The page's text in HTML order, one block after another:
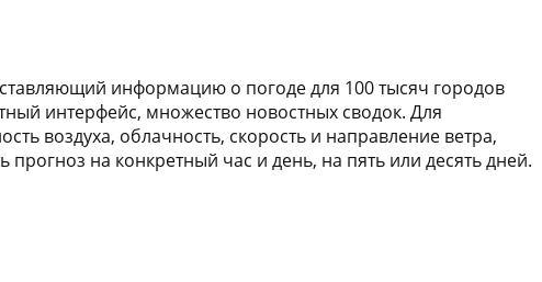
информацию о погоде для 100 тысяч городов
интерфейс, множество новостных сводок. Для
воздуха, облачность, скорость и направление ветра,
на конкретный час и день, на пять или десять дней.